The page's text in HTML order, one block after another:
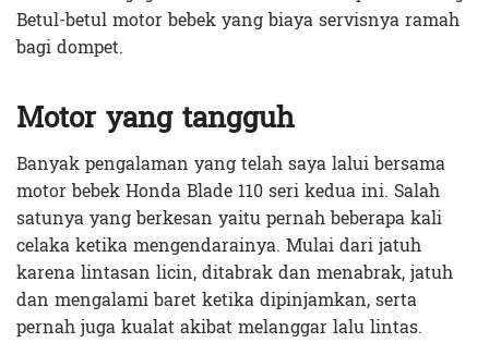
Betul-betul motor bebek yang biaya servisnya ramah
bagi dompet.
Motor yang tangguh
Banyak pengalaman yang telah saya lalui bersama
motor bebek Honda Blade 110 seri kedua ini. Salah
satunya yang berkesan yaitu pernah beberapa kali
celaka ketika mengendarainya. Mulai dari jatuh
karena lintasan licin, ditabrak dan menabrak, jatuh
dan mengalami baret ketika dipinjamkan, serta
pernah juga kualat akibat melanggar lalu lintas.